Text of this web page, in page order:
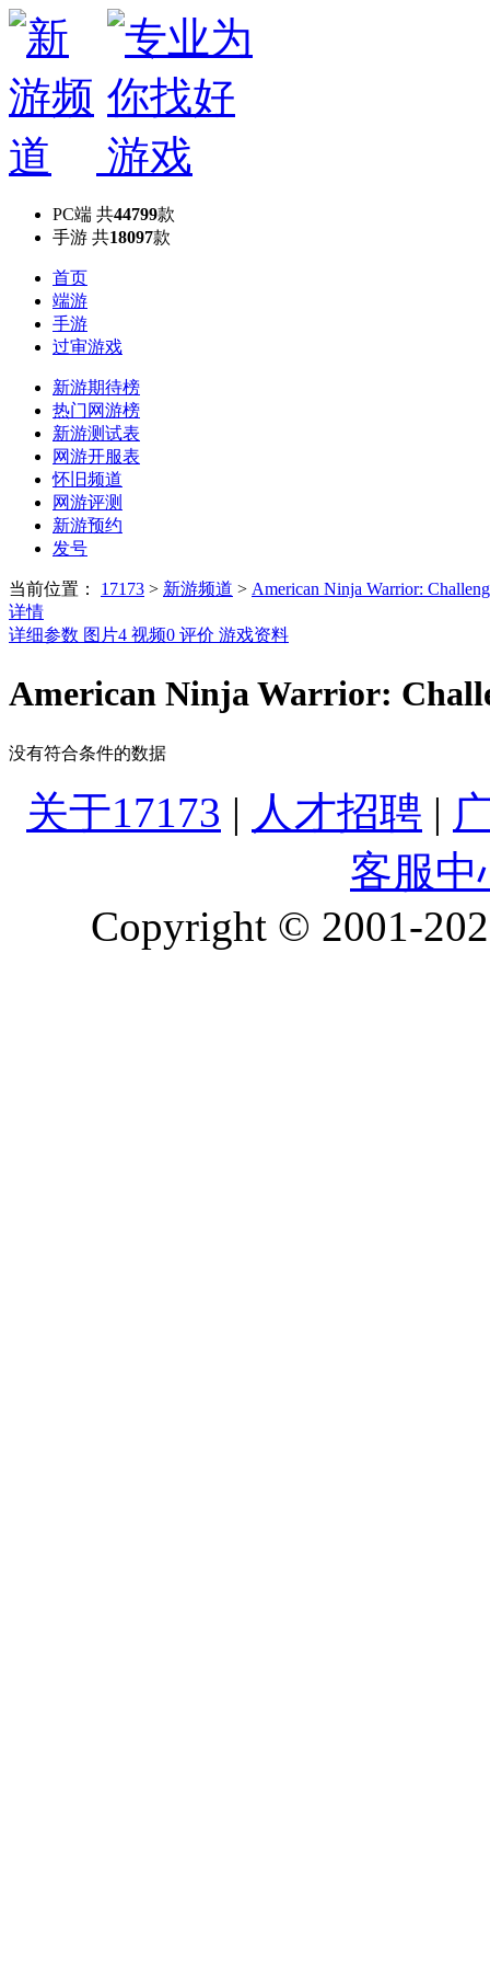
PC端 共44799款
手游 共18097款
首页
端游
手游
过审游戏
新游期待榜
热门网游榜
新游测试表
网游开服表
怀旧频道
网游评测
新游预约
发号
当前位置： 17173 > 新游频道 > American Ninja Warrior:
详情
详细参数 图片4 视频0 评价 游戏资料
American Ninja Warrior:
没有符合条件的数据
关于17173 | 人才招聘 |
客服中
Copyright © 2001-